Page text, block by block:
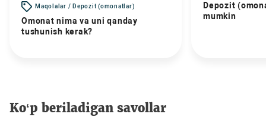
Maqolalar / Depozit (omonatlar)
Omonat nima va uni qanday
tushunish kerak?
Depozit
mumkin
Ko‘p beriladigan savollar